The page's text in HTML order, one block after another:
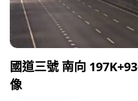
國道三號 南向
像